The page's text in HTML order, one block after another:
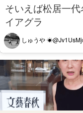
そいえば松居一
イアグラ
しゅうや